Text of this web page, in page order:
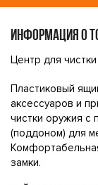
ИНФОРМАЦИЯ О
Центр для
Пластиковый
аксессуаров и
чистки оружия с
(поддоном) для
замки.